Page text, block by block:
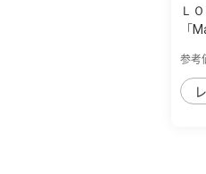
Ｌ
「
参考